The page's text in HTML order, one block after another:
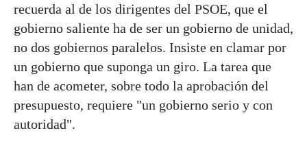
recuerda al de los dirigentes del PSOE, que el
gobierno saliente ha de ser un gobierno de unidad,
no dos gobiernos paralelos. Insiste en clamar por
un gobierno que suponga un giro. La tarea que
han de acometer, sobre todo la aprobación del
presupuesto, requiere "un gobierno serio y con
autoridad".